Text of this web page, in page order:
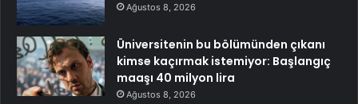
Ağustos 8, 2026
Üniversitenin bu bölümünden çıkanı
kimse kaçırmak istemiyor: Başlangıç
maaşı 40 milyon lira
Ağustos 8, 2026